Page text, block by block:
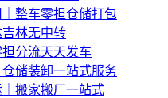
整车零担仓储打包
林无中转
分流天天发车
储装卸一站式服务
搬家搬厂一站式